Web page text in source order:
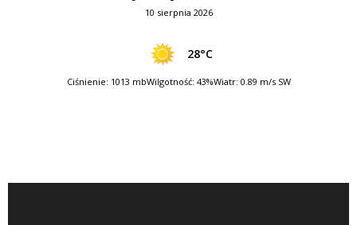
10 sierpnia 2026
28°C
Ciśnienie: 1013 mbWilgotność: 43%Wiatr: 0.89 m/s SW